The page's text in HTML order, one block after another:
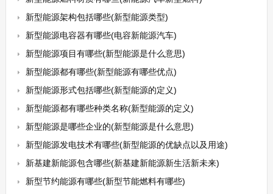
新型能源架构包括哪些(新型能源类型)
新型能源电容器有哪些(电容新能源汽车)
新型能源项目有哪些(新型能源是什么意思)
新型能源都有哪些(新型能源有哪些优点)
新型能源形式包括哪些(新型能源的定义)
新型能源都有哪些种类名称(新型能源的定义)
新型能源是哪些企业的(新型能源是什么意思)
新型能源发电技术有哪些(新型能源的优缺点以及用途)
新基建新能源包含哪些(新基建新能源新生活新未来)
新型节约能源有哪些(新型节能燃料有哪些)